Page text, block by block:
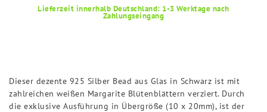
Lieferzeit innerhalb Deutschland: 1-3 Werktage nach
Zahlungseingang
Dieser dezente 925 Silber Bead aus Glas in Schwarz ist mit
zahlreichen weißen Margarite Blütenblättern verziert. Durch
die exklusive Ausführung in Übergröße (10 x 20mm), ist der